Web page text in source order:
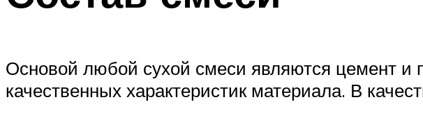
Основой любой сухой смеси являются цемент и
качественных характеристик материала. В